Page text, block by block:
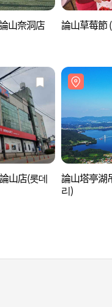
山奈洞店
論山草莓節
山店(롯데
論山塔亭湖
리)